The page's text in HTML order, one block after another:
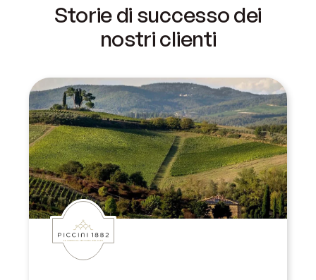
Storie di successo dei
nostri clienti